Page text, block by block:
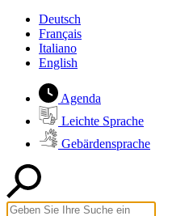
Deutsch
Français
Italiano
English
Agenda
Leichte Sprache
Gebärdensprache